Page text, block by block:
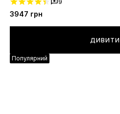
3947 грн
Популярний